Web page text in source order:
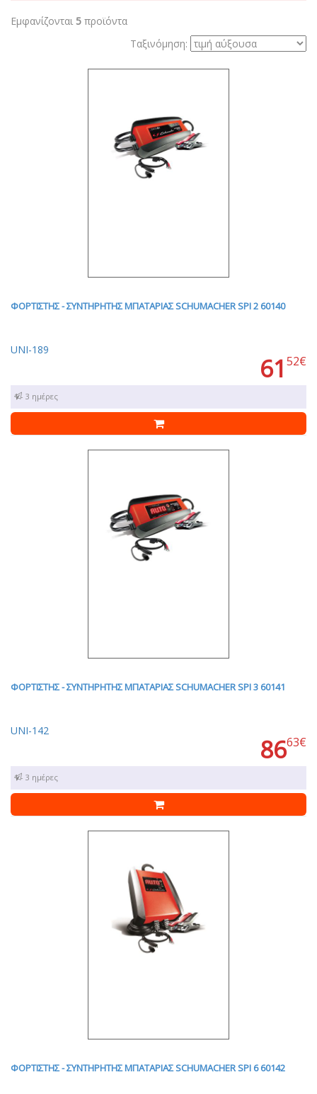
Εμφανίζονται 5 προϊόντα
Ταξινόμηση:
ΦΟΡΤΙΣΤΗΣ - ΣΥΝΤΗΡΗΤΗΣ ΜΠΑΤΑΡΙΑΣ SCHUMACHER SPI 2 60140
UNI-189
61 52€
1 - 3 ημέρες
ΦΟΡΤΙΣΤΗΣ - ΣΥΝΤΗΡΗΤΗΣ ΜΠΑΤΑΡΙΑΣ SCHUMACHER SPI 3 60141
UNI-142
8663€
1 - 3 ημέρες
ΦΟΡΤΙΣΤΗΣ - ΣΥΝΤΗΡΗΤΗΣ ΜΠΑΤΑΡΙΑΣ SCHUMACHER SPI 6 60142